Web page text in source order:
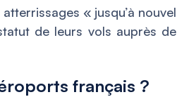
« jusqu’à nouvel
de leurs vols auprès de
français ?